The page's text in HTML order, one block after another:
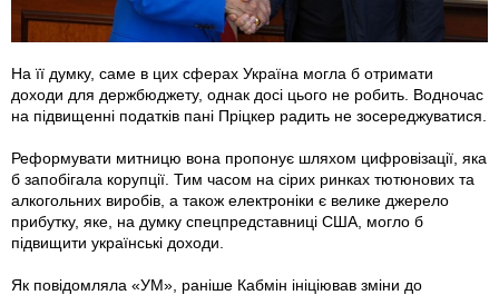
На її думку, саме в цих сферах Україна могла б отримати
доходи для держбюджету, однак досі цього не робить. Водночас
на підвищенні податків пані Пріцкер радить не зосереджуватися.
Реформувати митницю вона пропонує шляхом цифровізації, яка
б запобігала корупції. Тим часом на сірих ринках тютюнових та
алкогольних виробів, а також електроніки є велике джерело
прибутку, яке, на думку спецпредставниці США, могло б
підвищити українські доходи.
Як повідомляла «УМ», раніше Кабмін ініціював зміни до